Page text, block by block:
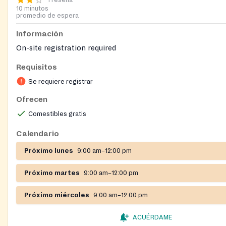
10 minutos
promedio de espera
Información
On-site registration required
Requisitos
Se requiere registrar
Ofrecen
Comestibles gratis
Calendario
Próximo lunes 9:00 am–12:00 pm
Próximo martes 9:00 am–12:00 pm
Próximo miércoles 9:00 am–12:00 pm
ACUÉRDAME